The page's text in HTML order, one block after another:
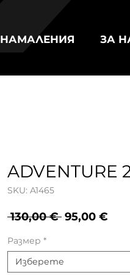
НАМАЛЕНИЯ ЗА
ADVENTURE
SKU: A1465
130,00 € Редовна
95,00 €
Размер *
Изберете